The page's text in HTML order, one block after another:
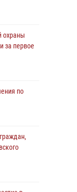
15 лиц,
граждан
охраны
за первое
по